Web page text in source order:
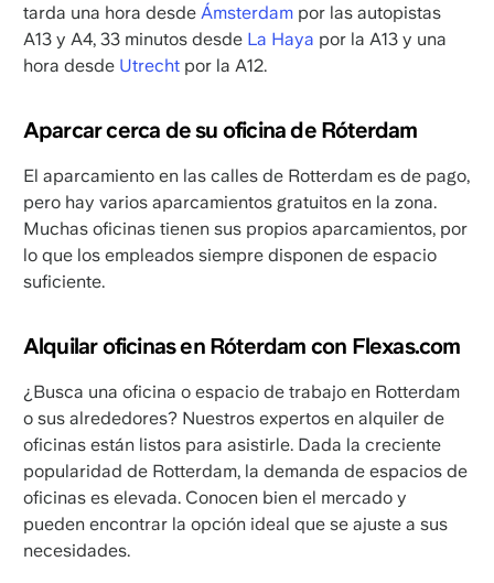
tarda una hora desde Ámsterdampor las autopistas
A13 y A4, 33 minutos desde La Haya por la A13 y una
hora desde Utrechtpor la A12.
Aparcar cerca de su oficina de Róterdam
El aparcamiento en las calles de Rotterdam es de pago,
pero hay varios aparcamientos gratuitos en la zona.
Muchas oficinas tienen sus propios aparcamientos, por
lo que los empleados siempre disponen de espacio
suficiente.
Alquilar oficinas en Róterdam con Flexas.com
¿Busca una oficina o espacio de trabajo en Rotterdam
o sus alrededores? Nuestros expertos en alquiler de
oficinas están listos para asistirle. Dada la creciente
popularidad de Rotterdam, la demanda de espacios de
oficinas es elevada. Conocen bien el mercado y
pueden encontrar la opción ideal que se ajuste a sus
necesidades.